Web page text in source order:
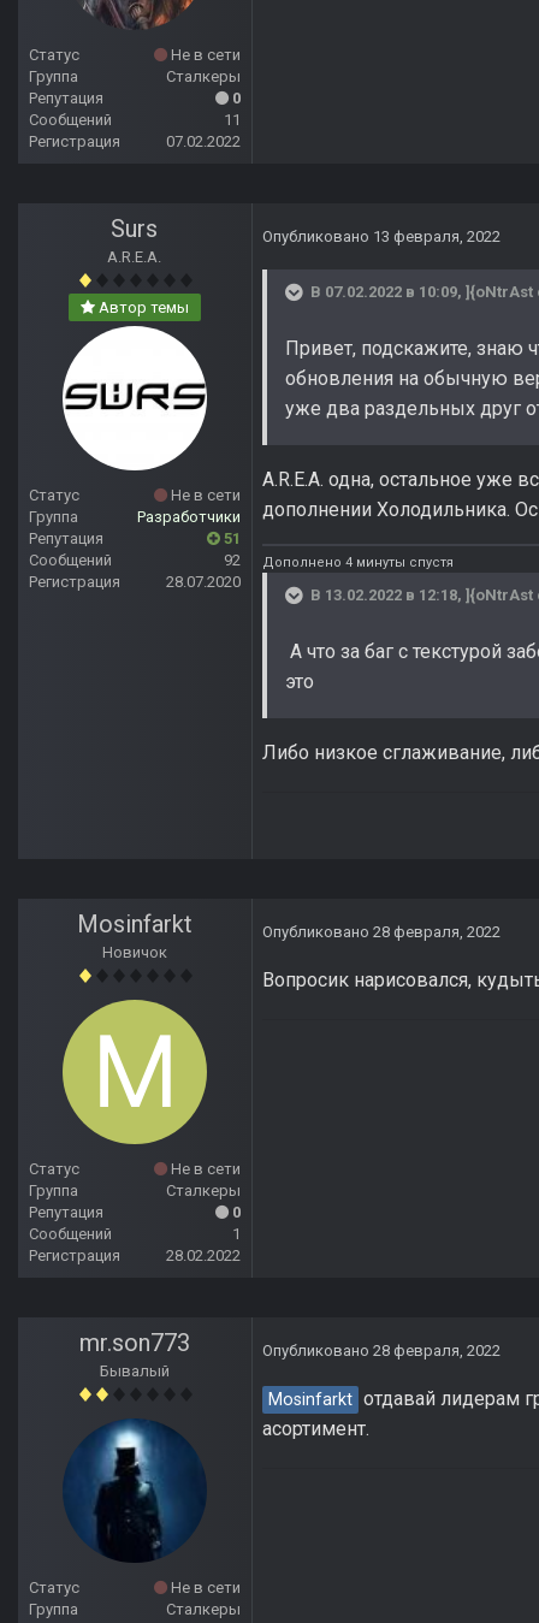
Статус
Не в сети
Группа
Сталкеры
Репутация
0
Сообщений
11
Регистрация
07.02.2022
Surs
A.R.E.A.
Автор темы
Статус
Не в сети
Группа
Разработчики
Репутация
51
Сообщений
92
Регистрация
28.07.2020
Опубликовано 13 февраля, 2022
В 07.02.2022 в 10:09, ]{oNtrAst
Привет, подскажите, знаю
обновления на обычную
уже два раздельных друг
A.R.E.A. одна, остальное уже
дополнении Холодильника.
Дополнено 4 минуты спустя
В 13.02.2022 в 12:18, ]{oNtrAst
А что за баг с текстурой
это
Либо низкое сглаживание,
Mosinfarkt
Новичок
Статус
Не в сети
Группа
Сталкеры
Репутация
0
Сообщений
1
Регистрация
28.02.2022
Опубликовано 28 февраля, 2022
Вопросик нарисовался,
mr.son773
Бывалый
Статус
Не в сети
Группа
Сталкеры
Опубликовано 28 февраля, 2022
Mosinfarkt отдавай лидерам
асортимент.